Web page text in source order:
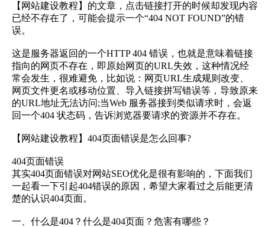
【网站建设教程】的文章，点击链接打开的时候却发现内容
已经不存在了，可能会提示一个“404 NOT FOUND”的错
误。
这是服务器返回的一个HTTP 404 错误，也就是意味着链接
指向的网页不存在，即原始网页的URL失效，这种情况经
常会发生，很难避免，比如说：网页URL生成规则改变、
网页文件更名或移动位置、导入链接拼写错误等，导致原来
的URL地址无法访问;当Web 服务器接到类似请求时，会返
回一个404 状态码，告诉浏览器要请求的资源并不存在。
【网站建设教程】404页面错误是怎么回事?
404页面错误
其实404页面错误对网站SEO优化是很有影响的，下面我们
一起看一下引起404错误的原因，希望大家看过之后能更清
楚的认识404页面。
一、什么是404？什么是404页面？危害有哪些？